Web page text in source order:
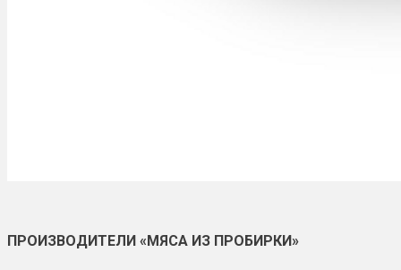
ПРОИЗВОДИТЕЛИ «МЯСА ИЗ ПРОБИРКИ»